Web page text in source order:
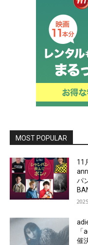
MOST POPULAR
11
パ
催